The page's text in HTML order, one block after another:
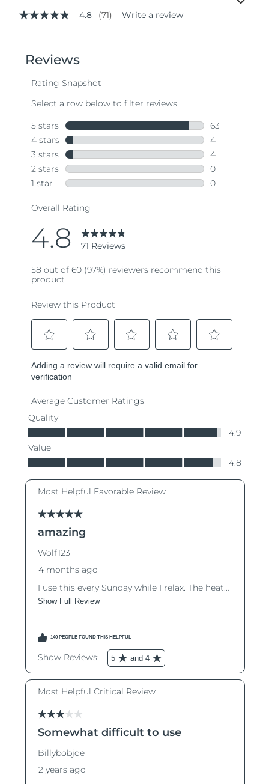
4.8
stars,
average
value.
Same
page
link.
4.8 (71) Write a review